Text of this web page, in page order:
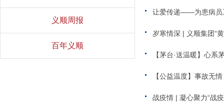
义顺周报
百年义顺
让爱传递——为患病员
岁寒情深 | 义顺集团“
【茅台·送温暖】心系
【公益温度】事故无
战疫情 | 凝心聚力“战